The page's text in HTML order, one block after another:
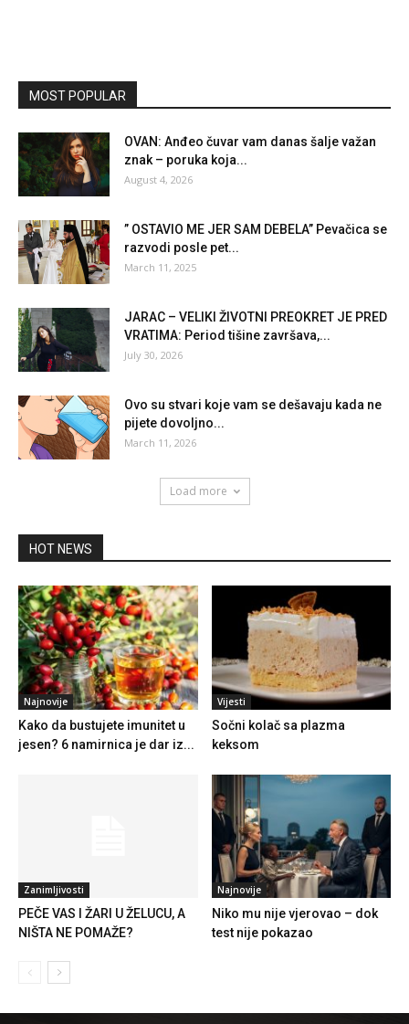
MOST POPULAR
OVAN: Anđeo čuvar vam danas šalje važan
znak – poruka koja...
August 4, 2026
” OSTAVIO ME JER SAM DEBELA” Pevačica se
razvodi posle pet...
March 11, 2025
JARAC – VELIKI ŽIVOTNI PREOKRET JE PRED
VRATIMA: Period tišine završava,...
July 30, 2026
Ovo su stvari koje vam se dešavaju kada ne
pijete dovoljno...
March 11, 2026
Load more
HOT NEWS
Najnovije
Kako da bustujete imunitet u
jesen? 6 namirnica je dar iz...
Vijesti
Sočni kolač sa plazma
keksom
Zanimljivosti
PEČE VAS I ŽARI U ŽELUCU, A
NIŠTA NE POMAŽE?
Najnovije
Niko mu nije vjerovao – dok
test nije pokazao